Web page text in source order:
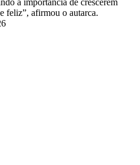
feliz”, afirmou o autarca.